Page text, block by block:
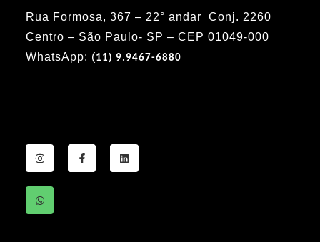
Rua Formosa, 367 – 22° andar Conj. 2260
Centro – São Paulo- SP – CEP 01049-000
WhatsApp: (11) 9.9467-6880